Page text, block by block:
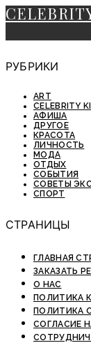
РУБРИКИ
ART
CELEBRITY
АФИША
ДРУГОЕ
КРАСОТА
ЛИЧНОСТЬ
МОДА
ОТДЫХ
СОБЫТИЯ
СОВЕТЫ
СПОРТ
СТРАНИЦЫ
ГЛАВНАЯ
ЗАКАЗАТЬ
О НАС
ПОЛИТИКА
ПОЛИТИКА
СОГЛАСИЕ